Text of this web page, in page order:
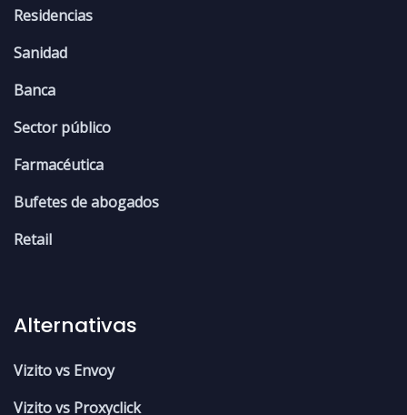
Residencias
Sanidad
Banca
Sector público
Farmacéutica
Bufetes de abogados
Retail
Alternativas
Vizito vs Envoy
Vizito vs Proxyclick